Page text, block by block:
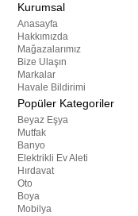
Kurumsal
Anasayfa
Hakkımızda
Mağazalarımız
Bize Ulaşın
Markalar
Havale Bildirimi
Popüler Kategoriler
Beyaz Eşya
Mutfak
Banyo
Elektrikli Ev Aleti
Hırdavat
Oto
Boya
Mobilya